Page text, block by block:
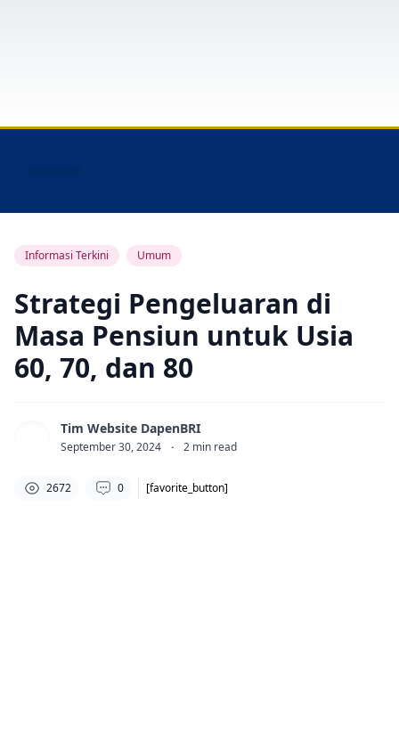
Informasi Terkini Umum
Strategi Pengeluaran di
Masa Pensiun untuk Usia
60, 70, dan 80
Tim Website DapenBRI
September 30, 2024 · 2 min read
2672 0 [favorite_button]